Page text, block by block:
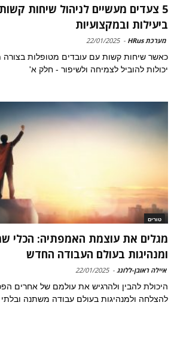
5 צעדים מעשיים לניהול שיחות
ביעילות ובמקצועיות
מערכת HRus -
22/01/2025
כאשר שיחות קשות עם עובדים מטופלות בצורה
יכולות להוביל לצמיחה ולשיפור - חלק א'
טורים
מגלים את עוצמת האמפתיה: הכלי
ומנהיגות בעולם העבודה החדש
איילה ראובן-ללונג -
22/01/2025
היכולת להבין ולהרגיש את עולמם של אחרים
להצלחה ולמנהיגות בעולם עבודה משתנה ובלתי